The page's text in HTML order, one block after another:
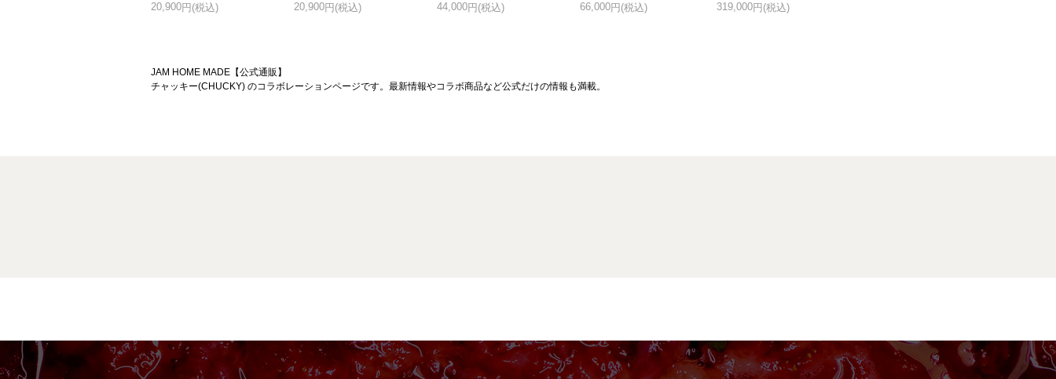
20,900 20,900 44,000 66,000 319,000
JAM HOME MADE【公式通販】
チャッキー(CHUCKY) のコラボレーションページです。最新情報やコラボ商品など公式だけの情報も満載。